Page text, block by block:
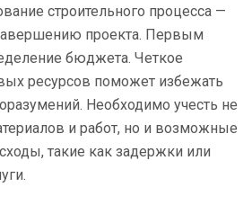
строительного процесса —
проекта. Первым
бюджета. Четкое
ресурсов поможет избежать
Необходимо учесть не
и работ, но и возможные
такие как задержки или